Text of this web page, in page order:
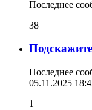
Последнее
38
Последнее
05.11.2025
1